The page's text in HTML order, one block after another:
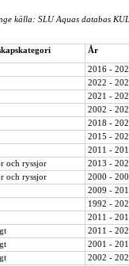
källa: SLU Aquas databas
År
2016 -
2022 -
2021 -
2002 -
2018 -
2015 -
2011 -
och ryssjor
2013 -
och ryssjor
2000 -
2009 -
1992 -
2011 -
2011 -
2001 -
2002 -